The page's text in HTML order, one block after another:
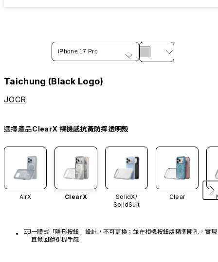
iPhone 17 Pro
Taichung (Black Logo)
JOCR
選擇產品ClearX 裸機感抗黃防摔透明殼
AirX ClearX
SolidX/
SolidSuit
Clear
一體式「隱形按鈕」設計，不可更換；並在相機按鈕處精準開孔，實現
直覺回饋裸機手感